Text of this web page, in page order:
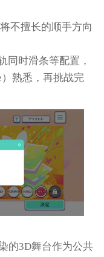
不擅长的顺手方向
同时滑条等配置，
熟悉，再挑战完
的3D舞台作为公共